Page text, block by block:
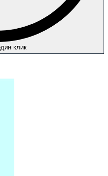
клик